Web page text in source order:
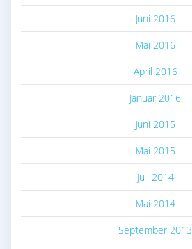
Juni 2016
Mai 2016
April 2016
Januar 2016
Juni 2015
Mai 2015
Juli 2014
Mai 2014
September 2013